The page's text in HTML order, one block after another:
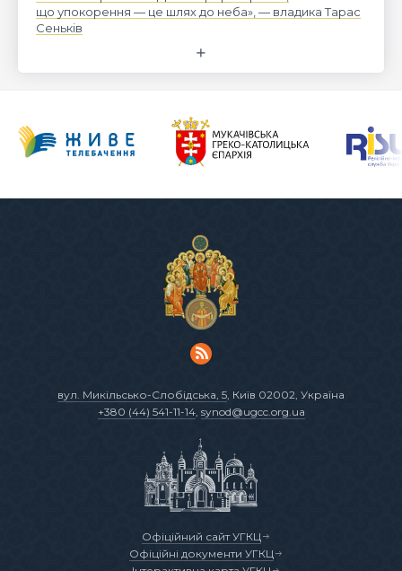
що упокорення — це шлях до неба», — владика Тарас
Сеньків
вул. Микільсько-Слобідська, 5 , Київ 02002, Україна
+380 (44) 541-11-14, synod@ugcc.org.ua
Офіційний сайт УГКЦ
Офіційні документи УГКЦ